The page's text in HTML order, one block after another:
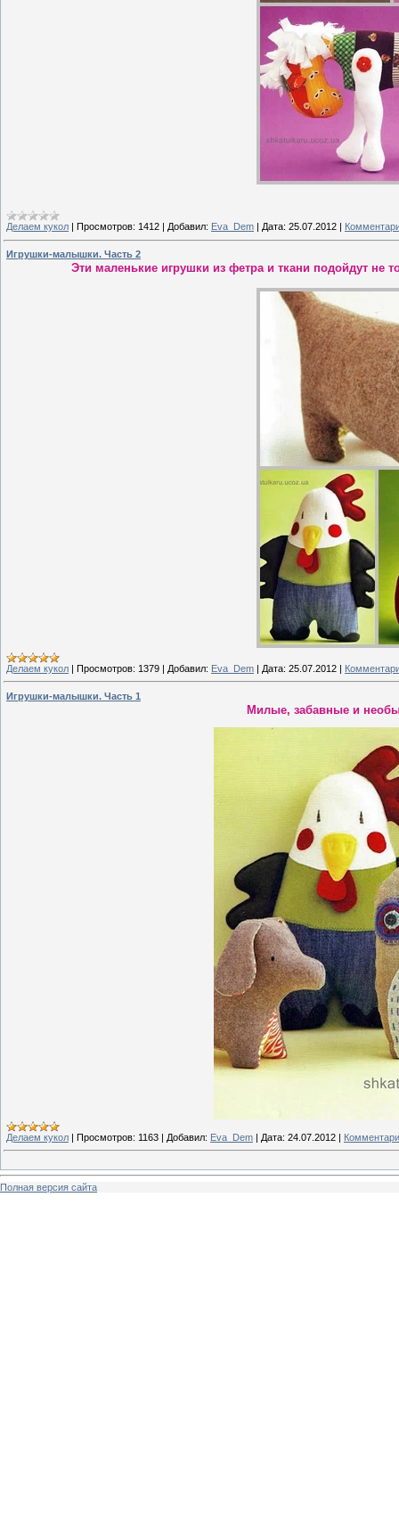
Делаем кукол | Просмотров: 1412 | Добавил: Eva_Dem | Дата: 25.07.2012 |
Игрушки-малышки. Часть 2
Эти маленькие игрушки из фетра и ткани подойдут
Делаем кукол | Просмотров: 1379 | Добавил: Eva_Dem | Дата: 25.07.2012 |
Игрушки-малышки. Часть 1
Милые, забавные и
Делаем кукол | Просмотров: 1163 | Добавил: Eva_Dem | Дата: 24.07.2012 |
Полная версия сайта